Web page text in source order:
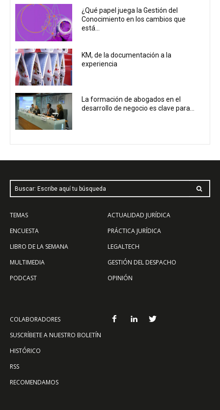
¿Qué papel juega la Gestión del
Conocimiento en los cambios que
está...
KM, de la documentación a la
experiencia
La formación de abogados en el
desarrollo de negocio es clave para...
Buscar: Escribe aquí tu búsqueda
TEMAS
ENCUESTA
LIBRO DE LA SEMANA
MULTIMEDIA
PODCAST
ACTUALIDAD JURÍDICA
PRÁCTICA JURÍDICA
LEGALTECH
GESTIÓN DEL DESPACHO
OPINIÓN
COLABORADORES
SUSCRÍBETE A NUESTRO BOLETÍN
HISTÓRICO
RSS
RECOMENDAMOS